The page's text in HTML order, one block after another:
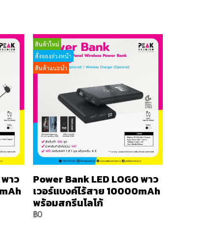
พาว
สินค้าใหม่
สั่งจองล่วงหน้า
สินค้าแนะนำ
Power Bank LED LOGO พาว
เวอร์แบงค์ไร้สาย 10000mAh
พร้อมสกรีนโลโก้
฿0